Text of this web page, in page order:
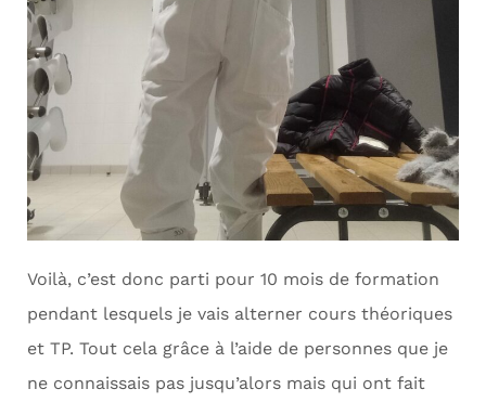
Voilà, c’est donc parti pour 10 mois de formation
pendant lesquels je vais alterner cours théoriques
et TP. Tout cela grâce à l’aide de personnes que je
ne connaissais pas jusqu’alors mais qui ont fait